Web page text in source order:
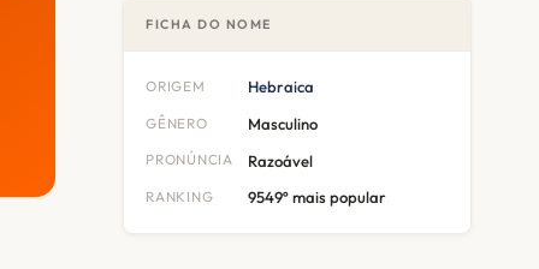
FICHA DO NOME
ORIGEM Hebraica
GÊNERO Masculino
PRONÚNCIA Razoável
RANKING 9549º mais popular